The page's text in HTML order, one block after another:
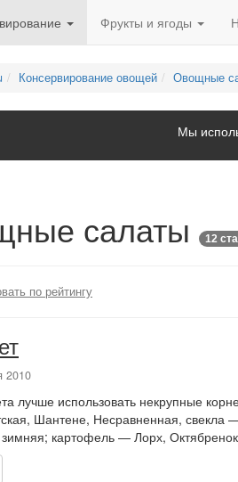
Фрукты и ягоды
Консервирование овощей Овощные
Мы
салаты 12
по рейтингу
2010
лучше использовать некрупные
Шантене, Несравненная, свекла
картофель — Лорх,